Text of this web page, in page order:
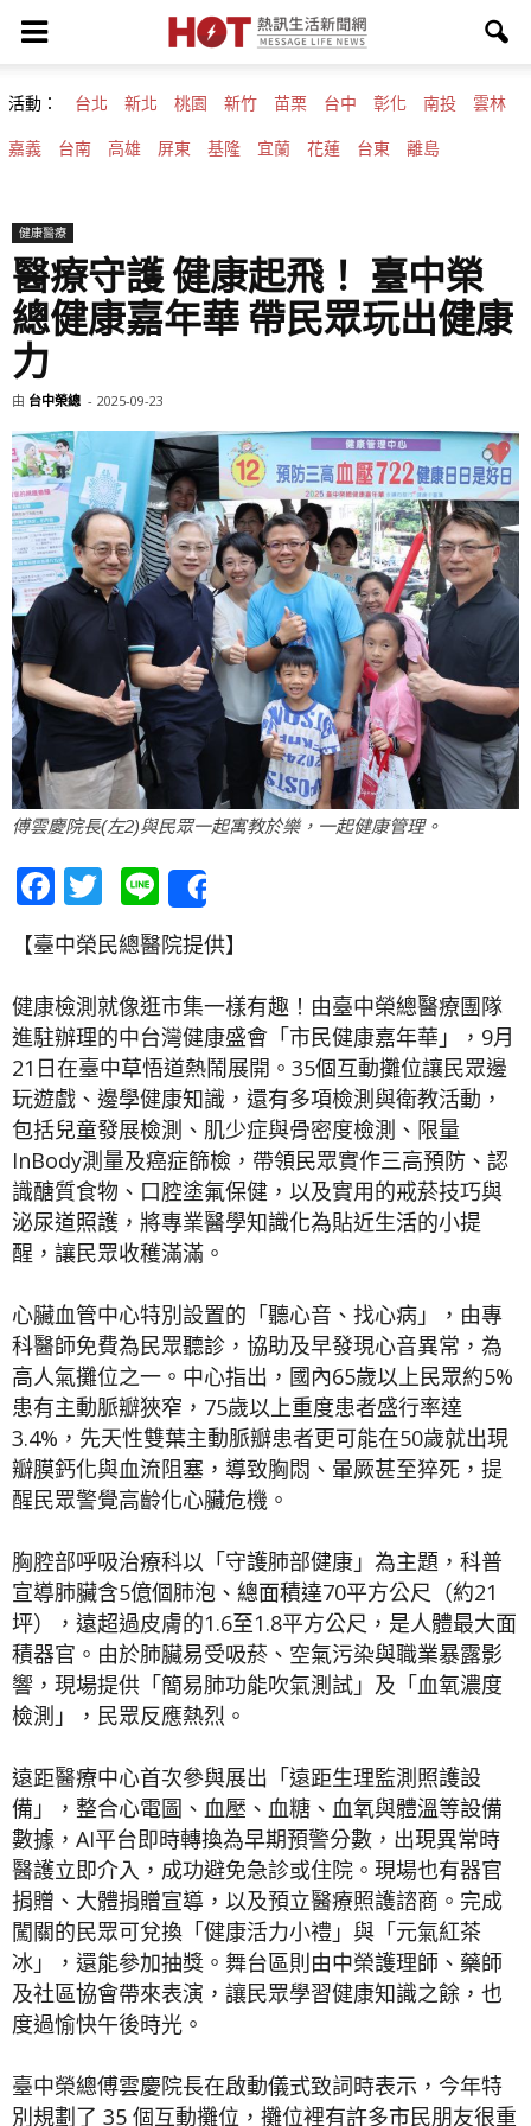
活動： 台北 新北 桃園 新竹 苗栗 台中 彰化 南投 雲林
嘉義 台南 高雄 屏東 基隆 宜蘭 花蓮 台東 離島
健康醫療
醫療守護 健康起飛！ 臺中榮
總健康嘉年華 帶民眾玩出健康
力
由 台中榮總 - 2025-09-23
傅雲慶院長(左2)與民眾一起寓教於樂，一起健康管理。
Facebook
Twitter
Line
【臺中榮民總醫院提供】
健康檢測就像逛市集一樣有趣！由臺中榮總醫療團隊
進駐辦理的中台灣健康盛會「市民健康嘉年華」，9月
21日在臺中草悟道熱鬧展開。35個互動攤位讓民眾邊
玩遊戲、邊學健康知識，還有多項檢測與衛教活動，
包括兒童發展檢測、肌少症與骨密度檢測、限量
InBody測量及癌症篩檢，帶領民眾實作三高預防、認
識醣質食物、口腔塗氟保健，以及實用的戒菸技巧與
泌尿道照護，將專業醫學知識化為貼近生活的小提
醒，讓民眾收穫滿滿。
心臟血管中心特別設置的「聽心音、找心病」，由專
科醫師免費為民眾聽診，協助及早發現心音異常，為
高人氣攤位之一。中心指出，國內65歲以上民眾約5%
患有主動脈瓣狹窄，75歲以上重度患者盛行率達
3.4%，先天性雙葉主動脈瓣患者更可能在50歲就出現
瓣膜鈣化與血流阻塞，導致胸悶、暈厥甚至猝死，提
醒民眾警覺高齡化心臟危機。
胸腔部呼吸治療科以「守護肺部健康」為主題，科普
宣導肺臟含5億個肺泡、總面積達70平方公尺（約21
坪），遠超過皮膚的1.6至1.8平方公尺，是人體最大面
積器官。由於肺臟易受吸菸、空氣污染與職業暴露影
響，現場提供「簡易肺功能吹氣測試」及「血氧濃度
檢測」，民眾反應熱烈。
遠距醫療中心首次參與展出「遠距生理監測照護設
備」，整合心電圖、血壓、血糖、血氧與體溫等設備
數據，AI平台即時轉換為早期預警分數，出現異常時
醫護立即介入，成功避免急診或住院。現場也有器官
捐贈、大體捐贈宣導，以及預立醫療照護諮商。完成
闖關的民眾可兌換「健康活力小禮」與「元氣紅茶
冰」，還能參加抽獎。舞台區則由中榮護理師、藥師
及社區協會帶來表演，讓民眾學習健康知識之餘，也
度過愉快午後時光。
臺中榮總傅雲慶院長在啟動儀式致詞時表示，今年特
別規劃了 35 個互動攤位，攤位裡有許多市民朋友很重